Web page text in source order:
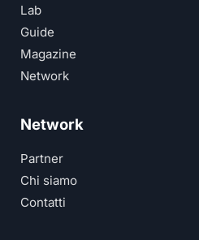
Lab
Guide
Magazine
Network
Network
Partner
Chi siamo
Contatti